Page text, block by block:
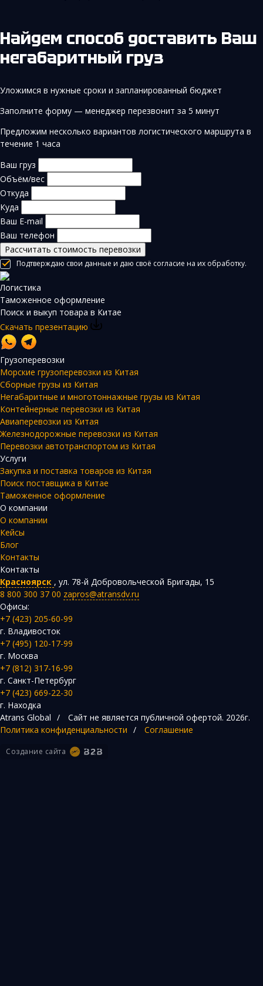
Найдем способ доставить Ваш
негабаритный груз
Уложимся в нужные сроки и запланированный бюджет
Заполните форму — менеджер перезвонит за 5 минут
Предложим несколько вариантов логистического маршрута в
течение 1 часа
Ваш груз
Объём/вес
Откуда
Куда
Ваш E-mail
Ваш телефон
Рассчитать стоимость перевозки
Подтверждаю свои данные и даю своё согласие на их обработку.
Логистика
Таможенное оформление
Поиск и выкуп товара в Китае
Скачать презентацию
Грузоперевозки
Морские грузоперевозки из Китая
Сборные грузы из Китая
Негабаритные и многотоннажные грузы из Китая
Контейнерные перевозки из Китая
Авиаперевозки из Китая
Железнодорожные перевозки из Китая
Перевозки автотранспортом из Китая
Услуги
Закупка и поставка товаров из Китая
Поиск поставщика в Китае
Таможенное оформление
О компании
О компании
Кейсы
Блог
Контакты
Контакты
Красноярск , ул. 78-й Добровольческой Бригады, 15
8 800 300 37 00 zapros@atransdv.ru
Офисы:
+7 (423) 205-60-99
г. Владивосток
+7 (495) 120-17-99
г. Москва
+7 (812) 317-16-99
г. Санкт-Петербург
+7 (423) 669-22-30
г. Находка
Atrans Global / Сайт не является публичной офертой. 2026г.
Политика конфиденциальности / Соглашение
Создание сайта